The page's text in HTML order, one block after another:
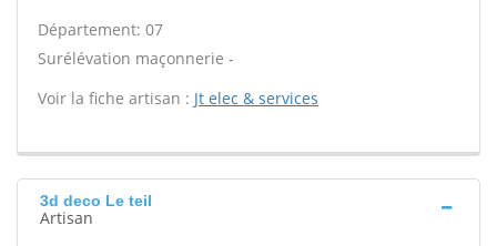
Département: 07
Surélévation maçonnerie -
Voir la fiche artisan : Jt elec & services
3d deco Le teil
Artisan